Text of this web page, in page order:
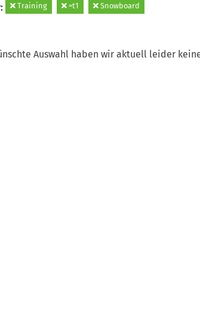
Training =t1 Snowboard
Auswahl haben wir aktuell leider